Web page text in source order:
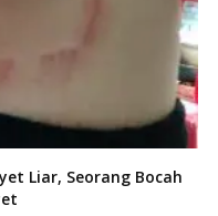
Liar, Seorang Bocah